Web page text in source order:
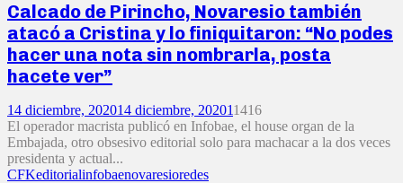
Calcado de Pirincho, Novaresio también
atacó a Cristina y lo finiquitaron: “No podes
hacer una nota sin nombrarla, posta
hacete ver”
14 diciembre, 202014 diciembre, 202011416
El operador macrista publicó en Infobae, el house organ de la
Embajada, otro obsesivo editorial solo para machacar a la dos veces
presidenta y actual...
CFKeditorialinfobaenovaresioredes